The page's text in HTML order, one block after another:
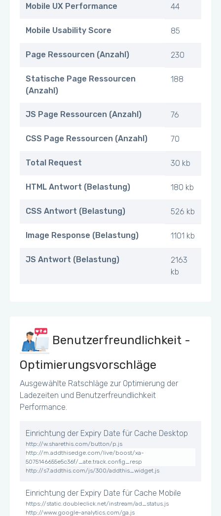
Mobile UX Performance 44
Mobile Usability Score 85
Page Ressourcen (Anzahl) 230
Statische Page Ressourcen
(Anzahl)
188
JS Page Ressourcen (Anzahl) 76
CSS Page Ressourcen (Anzahl) 70
Total Request 30 kb
HTML Antwort (Belastung) 180 kb
CSS Antwort (Belastung) 526 kb
Image Response (Belastung) 1101 kb
JS Antwort (Belastung)
2163
kb
Benutzerfreundlichkeit -
Optimierungsvorschläge
Ausgewählte Ratschläge zur Optimierung der
Ladezeiten und Benutzerfreundlichkeit
Performance.
Einrichtung der Expiry Date für Cache Desktop
http://w.sharethis.com/button/p.js
http://m.addthisedge.com/live/boost/xa-
5075146655e5c36f/_ate.track.config_resp
http://s7.addthis.com/js/300/addthis_widget.js
Einrichtung der Expiry Date für Cache Mobile
https://static.doubleclick.net/instream/ad_status.js
http://www.google-analytics.com/ga.js